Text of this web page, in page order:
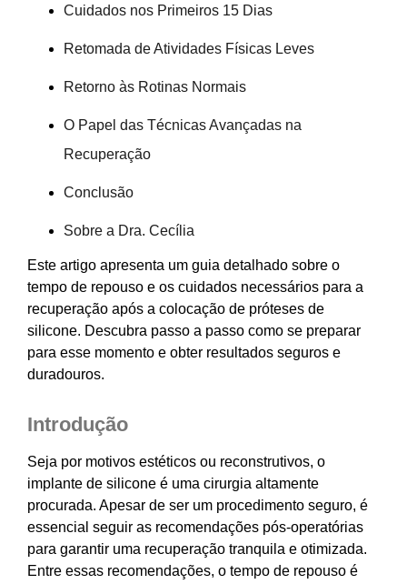
Cuidados nos Primeiros 15 Dias
Retomada de Atividades Físicas Leves
Retorno às Rotinas Normais
O Papel das Técnicas Avançadas na
Recuperação
Conclusão
Sobre a Dra. Cecília
Este artigo apresenta um guia detalhado sobre o
tempo de repouso e os cuidados necessários para a
recuperação após a colocação de próteses de
silicone. Descubra passo a passo como se preparar
para esse momento e obter resultados seguros e
duradouros.
Introdução
Seja por motivos estéticos ou reconstrutivos, o
implante de silicone é uma cirurgia altamente
procurada. Apesar de ser um procedimento seguro, é
essencial seguir as recomendações pós-operatórias
para garantir uma recuperação tranquila e otimizada.
Entre essas recomendações, o tempo de repouso é